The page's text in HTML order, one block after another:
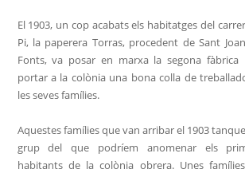
El 1903, un cop acabats els habitatges del
Pi, la paperera Torras, procedent de Sant
Fonts, va posar en marxa la segona fàbrica
portar a la colònia una bona colla de
les seves famílies.
Aquestes famílies que van arribar el 1903
grup del que podríem anomenar els
habitants de la colònia obrera. Unes